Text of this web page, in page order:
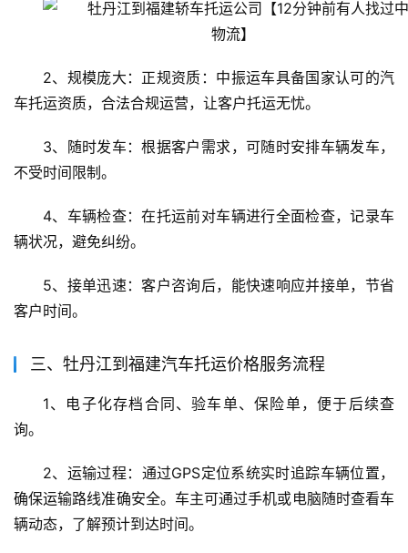
2、规模庞大：正规资质：中振运车具备国家认可的汽
车托运资质，合法合规运营，让客户托运无忧。
3、随时发车：根据客户需求，可随时安排车辆发车，
不受时间限制。
4、车辆检查：在托运前对车辆进行全面检查，记录车
辆状况，避免纠纷。
5、接单迅速：客户咨询后，能快速响应并接单，节省
客户时间。
三、牡丹江到福建汽车托运价格服务流程
1、电子化存档合同、验车单、保险单，便于后续查
询。
2、运输过程：通过GPS定位系统实时追踪车辆位置，
确保运输路线准确安全。车主可通过手机或电脑随时查看车
辆动态，了解预计到达时间。